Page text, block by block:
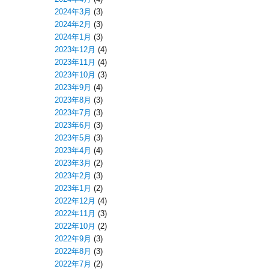
2024年3月 (3)
2024年2月 (3)
2024年1月 (3)
2023年12月 (4)
2023年11月 (4)
2023年10月 (3)
2023年9月 (4)
2023年8月 (3)
2023年7月 (3)
2023年6月 (3)
2023年5月 (3)
2023年4月 (4)
2023年3月 (2)
2023年2月 (3)
2023年1月 (2)
2022年12月 (4)
2022年11月 (3)
2022年10月 (2)
2022年9月 (3)
2022年8月 (3)
2022年7月 (2)